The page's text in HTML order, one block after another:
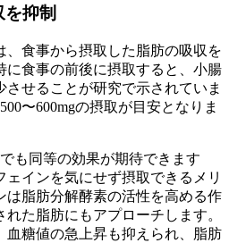
抑制
食事から摂取した脂肪の吸収を
に食事の前後に摂取すると、 小腸
させる ことが研究で示されていま
〜600mgの摂取が目安となりま
も同等の効果が期待できます
インを気にせず摂取できるメリ
は脂肪分解酵素の活性を高める作
た脂肪にもアプローチします。
血糖値の急上昇も抑えられ、脂肪